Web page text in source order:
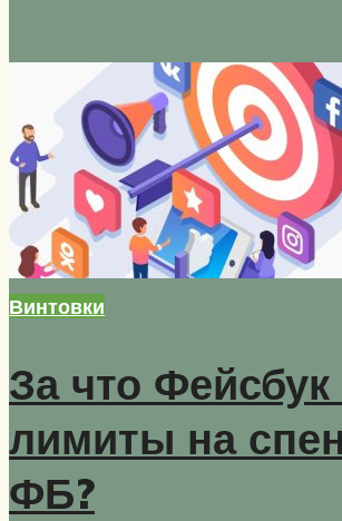
Винтовки
За что Фейсбук
лимиты на
ФБ?